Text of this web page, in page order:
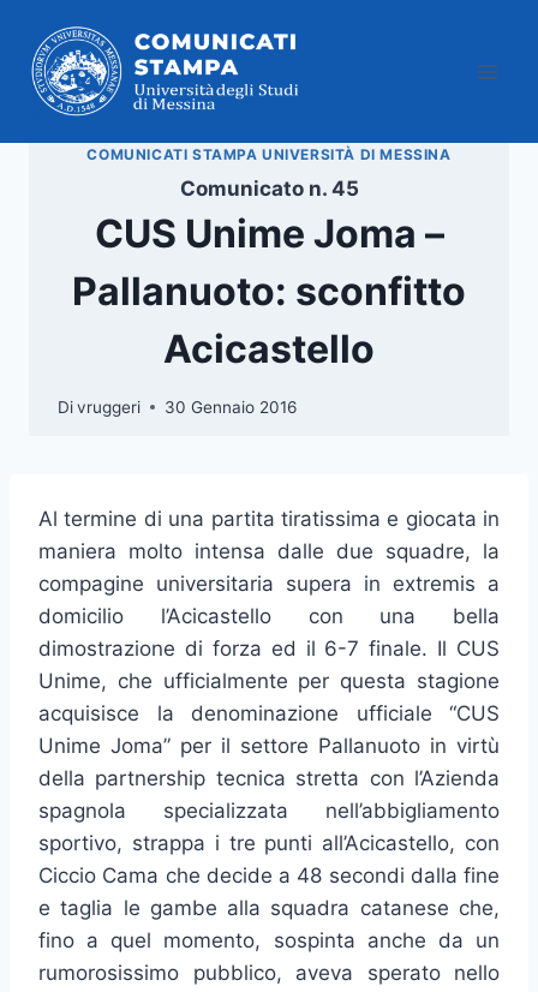
contenuto
COMUNICATI STAMPA UNIVERSITÀ DI MESSINA
Comunicato n. 45
CUS Unime Joma –
Pallanuoto: sconfitto
Acicastello
Divruggeri 30 Gennaio 2016
Al termine di una partita tiratissima e giocata in
maniera molto intensa dalle due squadre, la
compagine universitaria supera in extremis a
domicilio l’Acicastello con una bella
dimostrazione di forza ed il 6-7 finale. Il CUS
Unime, che ufficialmente per questa stagione
acquisisce la denominazione ufficiale “CUS
Unime Joma” per il settore Pallanuoto in virtù
della partnership tecnica stretta con l’Azienda
spagnola specializzata nell’abbigliamento
sportivo, strappa i tre punti all’Acicastello, con
Ciccio Cama che decide a 48 secondi dalla fine
e taglia le gambe alla squadra catanese che,
fino a quel momento, sospinta anche da un
rumorosissimo pubblico, aveva sperato nello